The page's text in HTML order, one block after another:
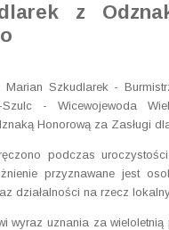
z
Marian Szkudlarek -
Szulc - Wicewojewoda
Honorową za Zasługi
podczas
przyznawane jest
działalności na rzecz
wyraz uznania za